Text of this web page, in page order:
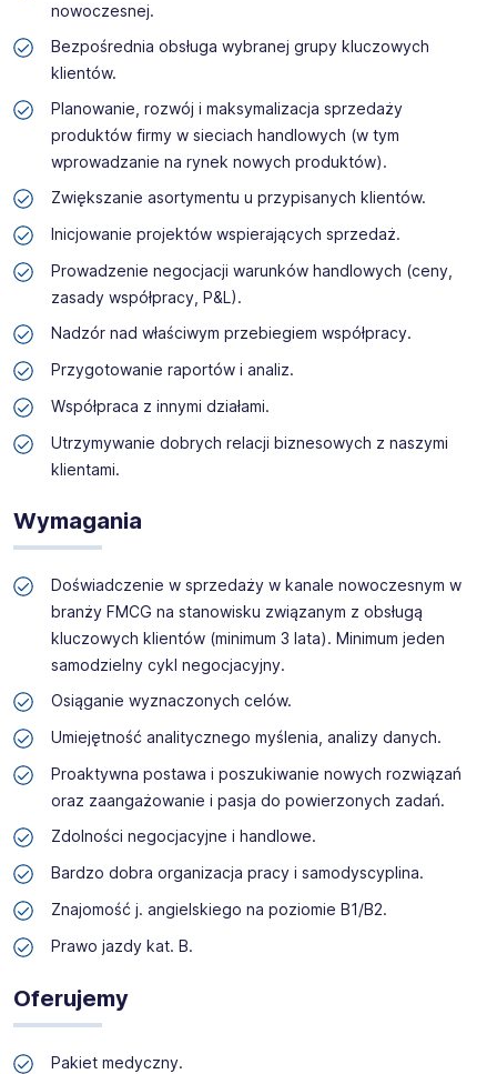
nowoczesnej.
Bezpośrednia obsługa wybranej grupy kluczowych
klientów.
Planowanie, rozwój i maksymalizacja sprzedaży
produktów firmy w sieciach handlowych (w tym
wprowadzanie na rynek nowych produktów).
Zwiększanie asortymentu u przypisanych klientów.
Inicjowanie projektów wspierających sprzedaż.
Prowadzenie negocjacji warunków handlowych (ceny,
zasady współpracy, P&L).
Nadzór nad właściwym przebiegiem współpracy.
Przygotowanie raportów i analiz.
Współpraca z innymi działami.
Utrzymywanie dobrych relacji biznesowych z naszymi
klientami.
Wymagania
Doświadczenie w sprzedaży w kanale nowoczesnym w
branży FMCG na stanowisku związanym z obsługą
kluczowych klientów (minimum 3 lata). Minimum jeden
samodzielny cykl negocjacyjny.
Osiąganie wyznaczonych celów.
Umiejętność analitycznego myślenia, analizy danych.
Proaktywna postawa i poszukiwanie nowych rozwiązań
oraz zaangażowanie i pasja do powierzonych zadań.
Zdolności negocjacyjne i handlowe.
Bardzo dobra organizacja pracy i samodyscyplina.
Znajomość j. angielskiego na poziomie B1/B2.
Prawo jazdy kat. B.
Oferujemy
Pakiet medyczny.